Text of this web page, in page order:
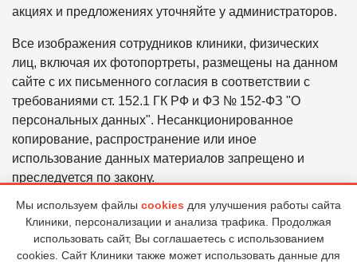
акциях и предложениях уточняйте у администраторов.
Все изображения сотрудников клиники, физических
лиц, включая их фотопортреты, размещены на данном
сайте с их письменного согласия в соответствии с
требованиями ст. 152.1 ГК РФ и ФЗ № 152-ФЗ "О
персональных данных". Несанкционированное
копирование, распространение или иное
использование данных материалов запрещено и
преследуется по закону.
Политика в отношении обработки персональных
данных ООО «ЦГБ «ВИЗИУМ»
Правовая информация
Мы используем файлы cookies для улучшения работы сайта
Клиники, персонализации и анализа трафика. Продолжая
использовать сайт, Вы соглашаетесь с использованием
cookies. Сайт Клиники также может использовать данные для